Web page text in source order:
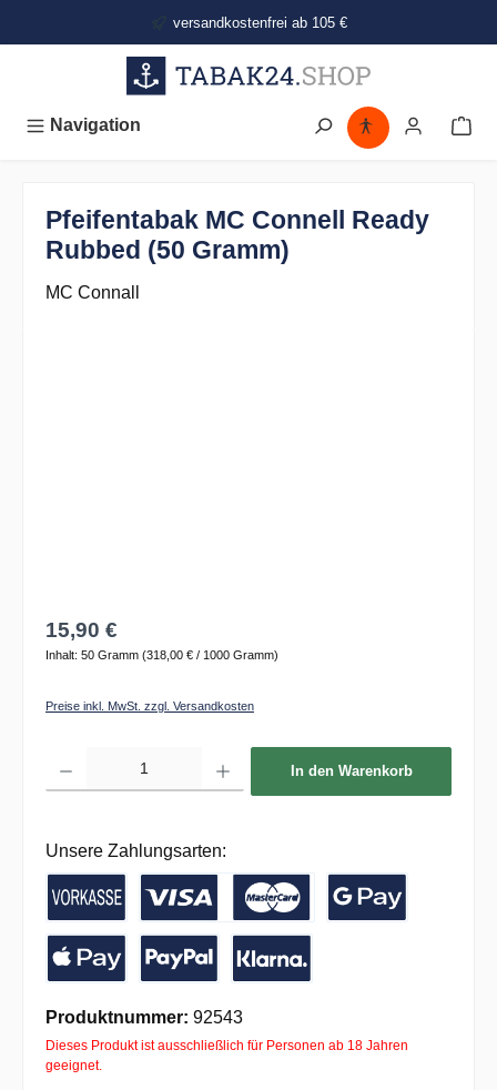
versandkostenfrei ab 105 €
Navigation
Pfeifentabak MC Connell Ready
Rubbed (50 Gramm)
MC Connall
15,90 €
Inhalt: 50 Gramm (318,00 € / 1000 Gramm)
Preise inkl. MwSt. zzgl. Versandkosten
In den Warenkorb
Unsere Zahlungsarten:
Vorkasse / Banküberweisung
Kreditkarte
Produktnummer: 92543
Dieses Produkt ist ausschließlich für Personen ab 18 Jahren
geeignet.